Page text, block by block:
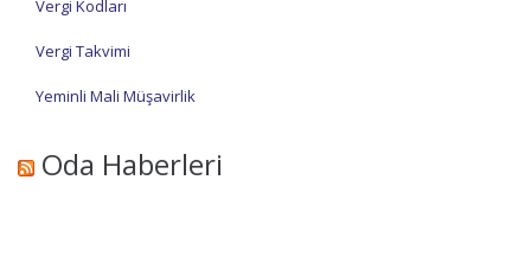
Vergi Kodları
Vergi Takvimi
Yeminli Mali Müşavirlik
Oda Haberleri